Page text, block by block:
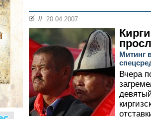
// 20.04.2007
Митинг
Вчера